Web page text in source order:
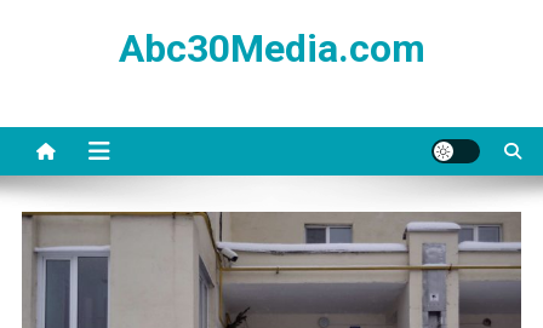
Abc30Media.com